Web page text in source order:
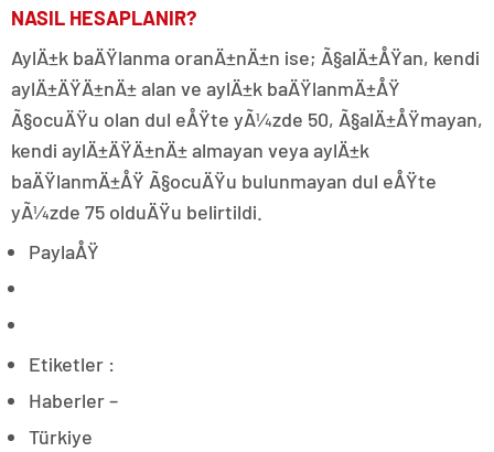
NASIL HESAPLANIR?
AylÄ±k baÄŸlanma oranÄ±nÄ±n ise; Ã§alÄ±ÅŸan, kendi
aylÄ±ÄŸÄ±nÄ± alan ve aylÄ±k baÄŸlanmÄ±ÅŸ
Ã§ocuÄŸu olan dul eÅŸte yÃ¼zde 50, Ã§alÄ±ÅŸmayan,
kendi aylÄ±ÄŸÄ±nÄ± almayan veya aylÄ±k
baÄŸlanmÄ±ÅŸ Ã§ocuÄŸu bulunmayan dul eÅŸte
yÃ¼zde 75 olduÄŸu belirtildi.
PaylaÅŸ
Etiketler :
Haberler –
Türkiye